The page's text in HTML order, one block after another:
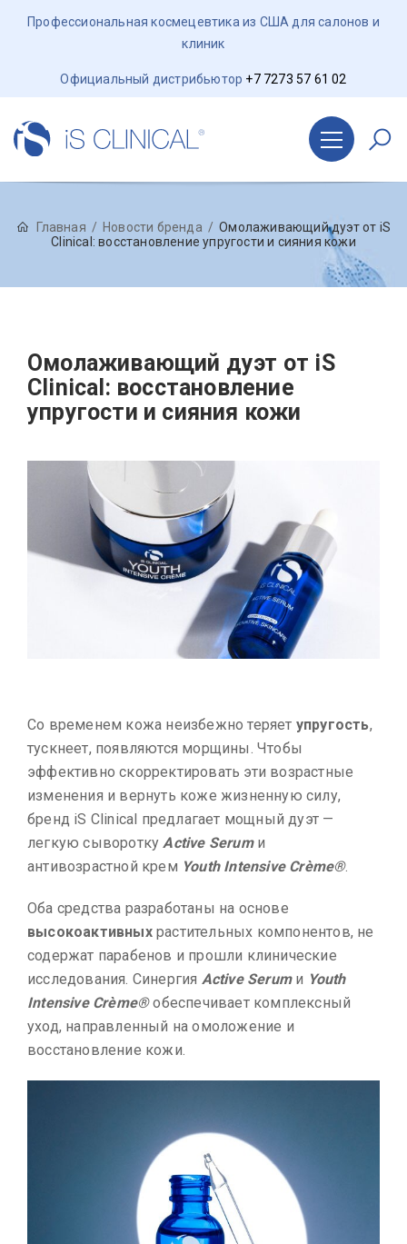
Профессиональная космецевтика из США для салонов и
клиник
Официальный дистрибьютор +7 7273 57 61 02
Главная Новости бренда
Омолаживающий дуэт от iS
Clinical: восстановление упругости и сияния кожи
Омолаживающий дуэт от iS
Clinical: восстановление
упругости и сияния кожи
Со временем кожа неизбежно теряет упругость,
тускнеет, появляются морщины. Чтобы
эффективно скорректировать эти возрастные
изменения и вернуть коже жизненную силу,
бренд iS Clinical предлагает мощный дуэт —
легкую сывороткуActive Serumи
антивозрастной крем Youth Intensive Crème®.
Оба средства разработаны на основе
высокоактивныхрастительных компонентов, не
содержат парабенов и прошли клинические
исследования. Синергия Active Serumи Youth
Intensive Crème®обеспечивает комплексный
уход, направленный на омоложение и
восстановление кожи.